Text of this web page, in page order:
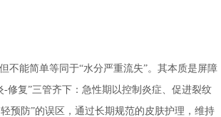
不能简单等同于“水分严重流失”。其本质是屏障
修复”三管齐下：急性期以控制炎症、促进裂纹
预防”的误区，通过长期规范的皮肤护理，维持